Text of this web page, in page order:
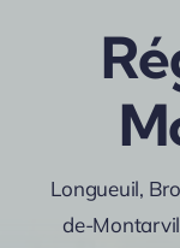
Longueuil,
de-